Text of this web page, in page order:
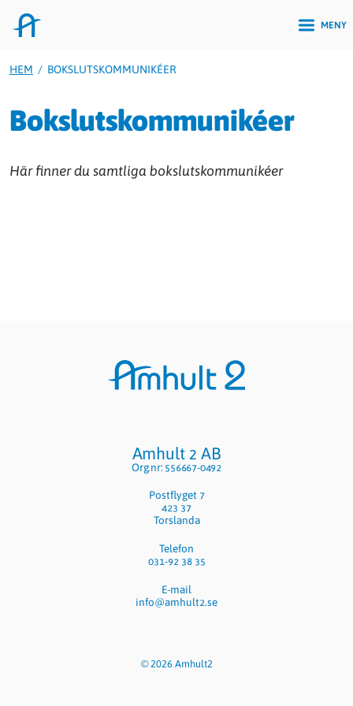
MENY
HEM / BOKSLUTSKOMMUNIKÉER
Bokslutskommunikéer
Här finner du samtliga bokslutskommunikéer
Amhult 2 AB
Org.nr: 556667-0492
Postflyget 7
423 37
Torslanda
Telefon
031-92 38 35
E-mail
info@amhult2.se
© 2026 Amhult2